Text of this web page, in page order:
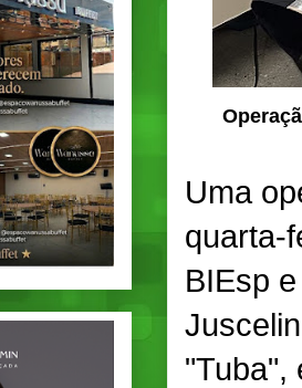
Uma
quarta-
BIEsp
"Tuba",